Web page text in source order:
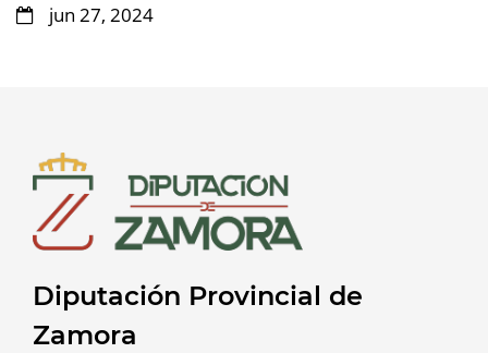
jun 27, 2024
Diputación Provincial de
Zamora